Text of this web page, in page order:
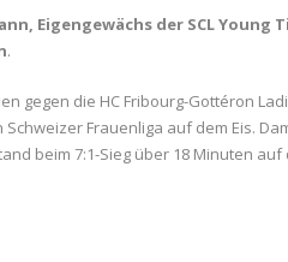
Eigengewächs der SCL
.
gegen die HC Fribourg-Gottéron
Frauenliga auf dem Eis.
beim 7:1-Sieg über 18 Minuten auf